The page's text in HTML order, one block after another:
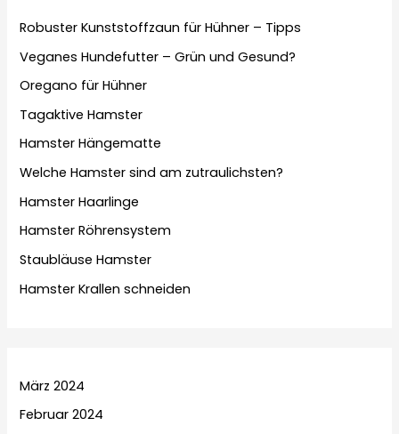
Robuster Kunststoffzaun für Hühner – Tipps
Veganes Hundefutter – Grün und Gesund?
Oregano für Hühner
Tagaktive Hamster
Hamster Hängematte
Welche Hamster sind am zutraulichsten?
Hamster Haarlinge
Hamster Röhrensystem
Staubläuse Hamster
Hamster Krallen schneiden
März 2024
Februar 2024